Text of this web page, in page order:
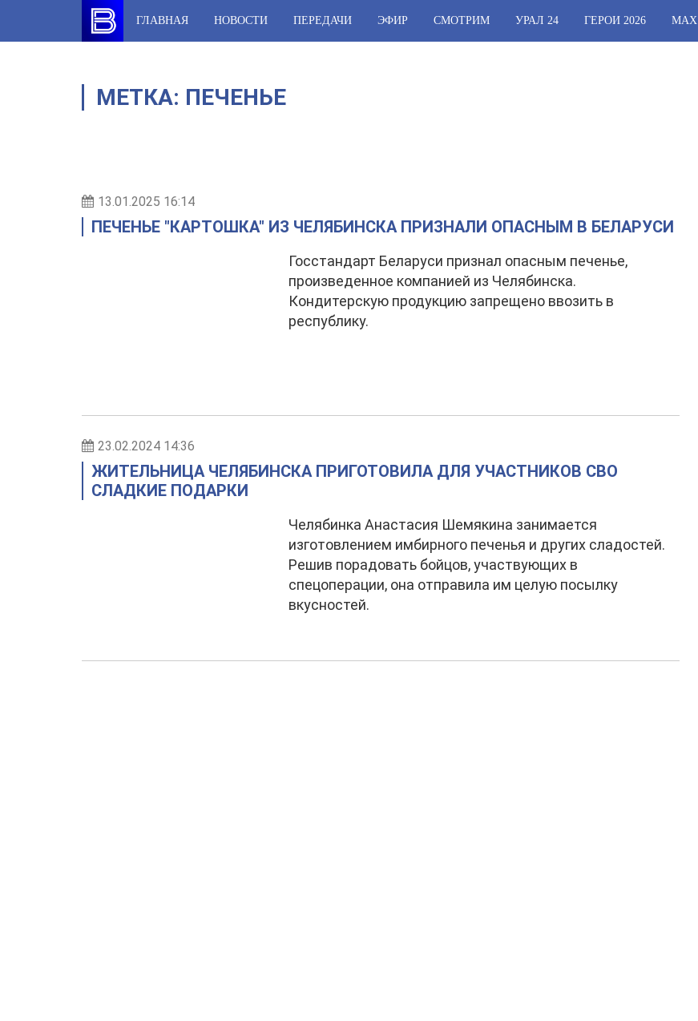
content
ГЛАВНАЯ НОВОСТИ ПЕРЕДАЧИ ЭФИР СМОТРИМ УРАЛ 24 ГЕРОИ 2026 МАХ
МЕТКА: ПЕЧЕНЬЕ
13.01.2025 16:14
ПЕЧЕНЬЕ "КАРТОШКА" ИЗ ЧЕЛЯБИНСКА ПРИЗНАЛИ ОПАСНЫМ В БЕЛАРУСИ
Госстандарт Беларуси признал опасным печенье,
произведенное компанией из Челябинска.
Кондитерскую продукцию запрещено ввозить в
республику.
23.02.2024 14:36
ЖИТЕЛЬНИЦА ЧЕЛЯБИНСКА ПРИГОТОВИЛА ДЛЯ УЧАСТНИКОВ СВО
СЛАДКИЕ ПОДАРКИ
Челябинка Анастасия Шемякина занимается
изготовлением имбирного печенья и других сладостей.
Решив порадовать бойцов, участвующих в
спецоперации, она отправила им целую посылку
вкусностей.